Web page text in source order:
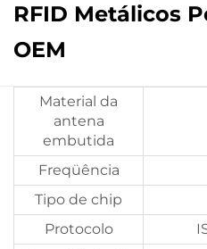
RFID Metálicos
OEM
Material da
antena
embutida
Freqüência
Tipo de chip
Protocolo